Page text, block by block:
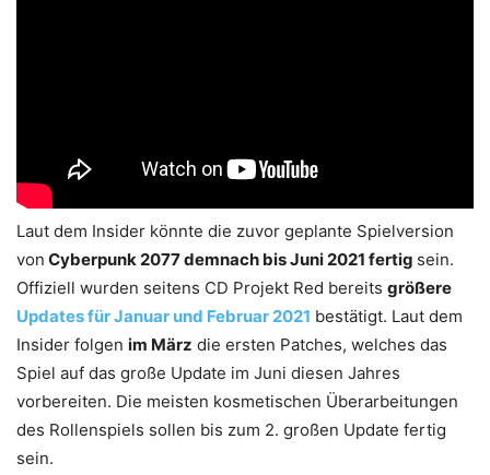
Laut dem Insider könnte die zuvor geplante Spielversion
von Cyberpunk 2077 demnach bis Juni 2021 fertig sein.
Offiziell wurden seitens CD Projekt Red bereits größere
Updates für Januar und Februar 2021 bestätigt. Laut dem
Insider folgen im März die ersten Patches, welches das
Spiel auf das große Update im Juni diesen Jahres
vorbereiten. Die meisten kosmetischen Überarbeitungen
des Rollenspiels sollen bis zum 2. großen Update fertig
sein.